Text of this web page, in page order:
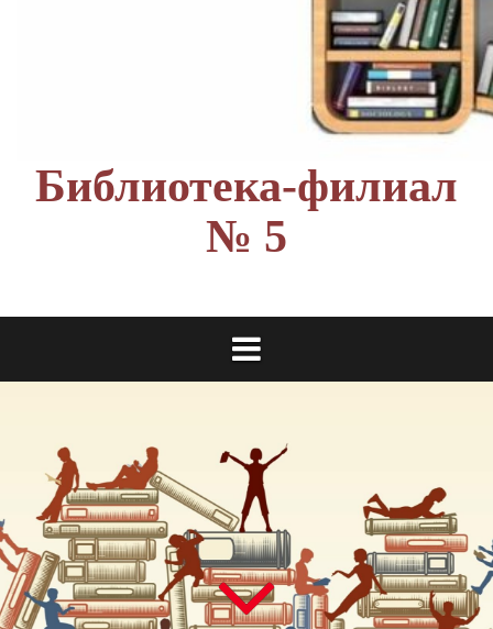
Библиотека-филиал
№ 5